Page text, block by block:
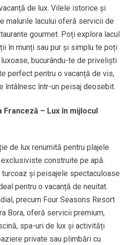
de lux. Vilele istorice și
malurile lacului oferă servicii de
gourmet. Poți explora lacul
în munți sau pur și simplu te poți
bucurându-te de priveliști
perfect pentru o vacanță de vis,
întâlnesc într-un peisaj deosebit.
Franceză – Lux în mijlocul
de lux renumită pentru plajele
construite pe apă.
și peisajele spectaculoase
pentru o vacanță de neuitat.
precum Four Seasons Resort
Bora, oferă servicii premium,
spa-uri de lux și activități
private sau plimbări cu